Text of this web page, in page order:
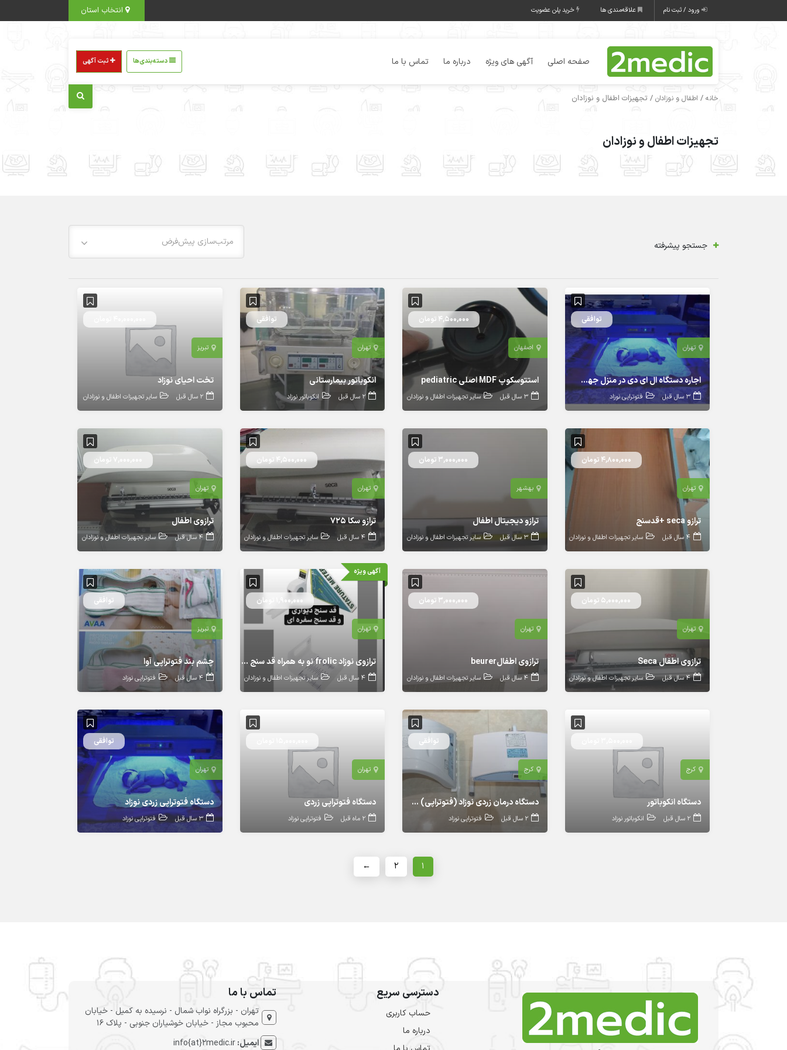
ورود / ثبت نام علاقه‌مندی ها خرید پلن عضویت
صفحه اصلی آگهی های ویژه درباره ما تماس با ما دسته‌بندی‌ها ثبت آگهی
خانه / اطفال و نوزادان / تجهیزات اطفال و نوزادان
تجهیزات اطفال و نوزادان
مرتب‌سازی پیش‌فرض جستجو پیشرفته
تهران
توافقی
اجاره دستگاه ال ای دی در منزل جهت بهبود زردی نوزاد
3 سال قبل فتوتراپی نوزاد
اصفهان
4,500,000 تومان
استتوسکوپ MDF اصلی pediatric
3 سال قبل سایر تجهیزات اطفال و نوزادان
تهران
توافقی
انکوباتور بیمارستانی
2 سال قبل انکوباتور نوزاد
تبریز
تخت احیای نوزاد
2 سال قبل سایر تجهیزات اطفال و نوزادان
تهران
4,800,000 تومان
ترازو seca +قدسنج
4 سال قبل سایر تجهیزات اطفال و نوزادان
بهشهر
3,000,000 تومان
ترازو دیجیتال اطفال
3 سال قبل سایر تجهیزات اطفال و نوزادان
تهران
4,500,000 تومان
ترازو سکا ۷۲۵
4 سال قبل سایر تجهیزات اطفال و نوزادان
تهران
ترازوی اطفال
4 سال قبل سایر تجهیزات اطفال و نوزادان
تهران
5,000,000 تومان
ترازوی اطفال Seca
4 سال قبل سایر تجهیزات اطفال و نوزادان
تهران
3,000,000 تومان
ترازوی اطفالbeurer
4 سال قبل سایر تجهیزات اطفال و نوزادان
آگهی ویژه
تهران
1,900,000 تومان
ترازوی نوزاد frolic نو به همراه قد سنج دیواری و سفره ای
4 سال قبل سایر تجهیزات اطفال و نوزادان
تبریز
توافقی
چشم بند فتوتراپی آوا
4 سال قبل فتوتراپی نوزاد
کرج
دستگاه انکوباتور
2 سال قبل انکوباتور نوزاد
کرج
توافقی
دستگاه درمان زردی نوزاد (‌فتوتراپی) برند تپکو
2 سال قبل فتوتراپی نوزاد
تهران
دستگاه فتوتراپی زردی
2 ماه قبل فتوتراپی نوزاد
تهران
توافقی
دستگاه فتوتراپی زردی نوزاد
3 سال قبل فتوتراپی نوزاد
۱ ۲ ←
دسترسی سریع
حساب کاربری
درباره ما
تماس با ما
تهران - بزرگراه نواب شمال - نرسیده به کمیل - خیابان
محبوب مجاز - خیابان خوشیاران جنوبی - پلاک 16
ایمیل:info{at}2medic.ir